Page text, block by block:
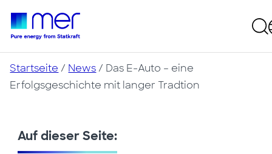
Startseite / News / Das E-Auto – eine
Erfolgsgeschichte mit langer Tradtion
Auf dieser Seite: